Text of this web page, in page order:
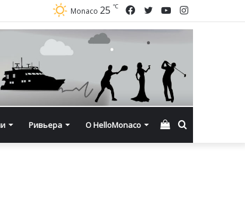
Instagram
YouTube
Twitter
Facebook
Monaco 25 ℃
Ривьера О HelloMonaco Смотреть